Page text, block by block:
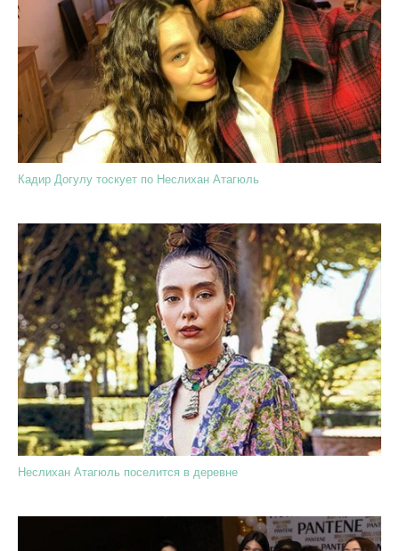
Кадир Догулу тоскует по Неслихан Атагюль
Неслихан Атагюль поселится в деревне